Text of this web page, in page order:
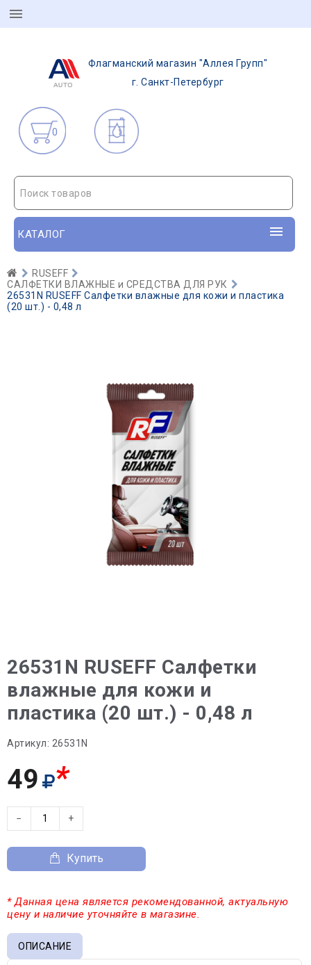
Флагманский магазин "Аллея Групп"
г. Санкт-Петербург
0
Поиск товаров
КАТАЛОГ
RUSEFF
САЛФЕТКИ ВЛАЖНЫЕ и СРЕДСТВА ДЛЯ РУК
26531N RUSEFF Салфетки влажные для кожи и пластика
(20 шт.) - 0,48 л
26531N RUSEFF Салфетки
влажные для кожи и
пластика (20 шт.) - 0,48 л
Артикул: 26531N
49 *
− +
Купить
* Данная цена является рекомендованной, актуальную
цену и наличие уточняйте в магазине.
ОПИСАНИЕ